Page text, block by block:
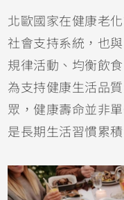
北歐國家在健康老
社會支持系統，也
規律活動、均衡飲
為支持健康生活品
眾，健康壽命並非
是長期生活習慣累積